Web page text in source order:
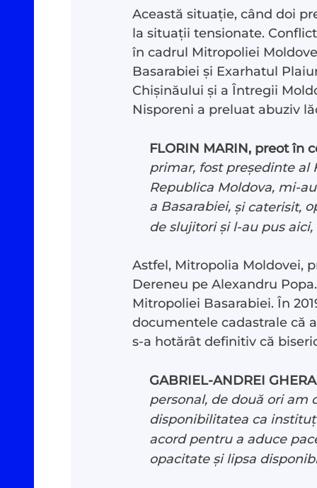
Această situație, când doi
la situații tensionate.
în cadrul Mitropoliei
Basarabiei și Exarhatul
Chișinăului și a Întregii
Nisporeni a preluat abuziv
FLORIN MARIN, preot în
primar, fost președinte al
Republica Moldova, mi-
a Basarabiei, și caterisit,
de slujitori și l-au pus aici,
Astfel, Mitropolia Moldovei,
Dereneu pe Alexandru
Mitropoliei Basarabiei. În
documentele cadastrale că
s-a hotărât definitiv că
GABRIEL-ANDREI
personal, de două ori am
disponibilitatea ca
acord pentru a aduce
opacitate și lipsa